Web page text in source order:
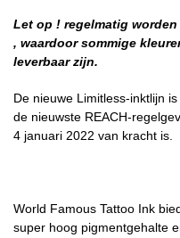
Let op ! regelmatig
, waardoor sommige
leverbaar zijn.
De nieuwe Limitless-inktlijn
de nieuwste REACH-
4 januari 2022 van kracht is.
World Famous Tattoo Ink
super hoog pigmentgehalte